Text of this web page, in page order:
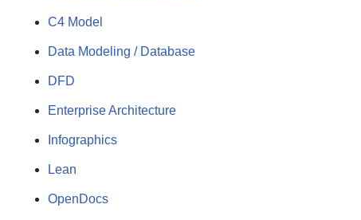
C4 Model
Data Modeling / Database
DFD
Enterprise Architecture
Infographics
Lean
OpenDocs